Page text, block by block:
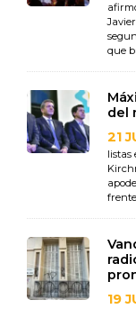
que
del
21
listas
19